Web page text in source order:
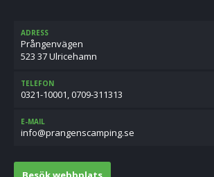
ADRESS
Prångenvägen
523 37 Ulricehamn
TELEFON
0321-10001, 0709-311313
E-MAIL
es.gnipmacsnegnarp@ofni